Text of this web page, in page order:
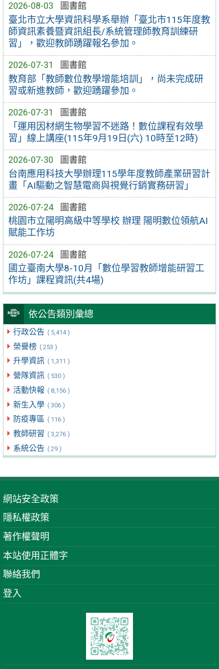
2026-08-03 圖書館
臺北市立大學資訊科學系舉辦「臺北市115年度教
師資訊素養暨資訊組長/系統管理師教育訓練研
習」，歡迎教師踴躍報名參加。
2026-07-31 圖書館
教育部「教師數位教學增能培訓」，尚未完成研
習或新進教師，歡迎踴躍參加。
2026-07-31 圖書館
「運用因材網生物學習不迷路！數位課程有效學
習」線上講座(115年9月19日(六) 10時至12時)
2026-07-30 圖書館
台南應用科技大學辦理115學年度教師產業研習計
畫「AI驅動之智慧電商與視覺行銷實務研習」
2026-07-24 圖書館
桃園市立陽明高級中等學校 辦理 陽明數位領航AI
賦能工作坊
2026-07-24 圖書館
國立臺南大學8-10月「數位學習教師增能研習工
作坊」課程資訊(共4場)
依公告類別彙總
行政公告 ( 5,414 )
榮譽榜 ( 253 )
升學資訊 ( 1,311 )
營隊資訊 ( 530 )
活動快報 ( 8,156 )
新生入學 ( 306 )
防疫專區 ( 116 )
教師研習 ( 3,276 )
系統公告 ( 29 )
網站安全政策
隱私權政策
著作權聲明
本站使用正體字
聯絡我們
登入